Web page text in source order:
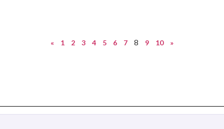
« 1 2 3 4 5 6 7 8 9 10 »